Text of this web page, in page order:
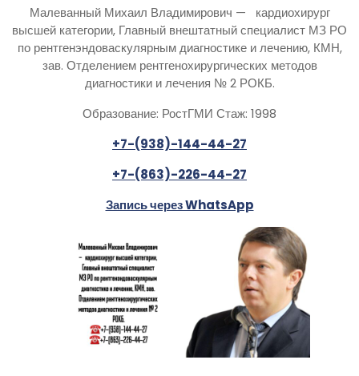
Малеванный Михаил Владимирович — кардиохирург
высшей категории, Главный внештатный специалист МЗ РО
по рентгенэндоваскулярным диагностике и лечению, КМН,
зав. Отделением рентгенохирургических методов
диагностики и лечения № 2 РОКБ.
Образование: РостГМИ Стаж: 1998
+7-(938)-144-44-27
+7-(863)-226-44-27
Запись через WhatsApp